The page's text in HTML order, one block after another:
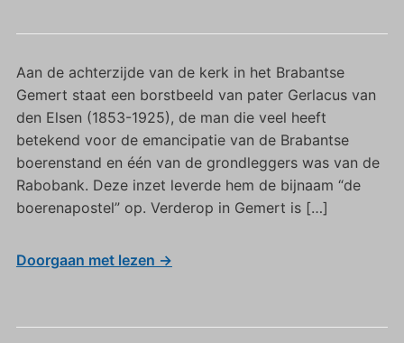
Aan de achterzijde van de kerk in het Brabantse
Gemert staat een borstbeeld van pater Gerlacus van
den Elsen (1853-1925), de man die veel heeft
betekend voor de emancipatie van de Brabantse
boerenstand en één van de grondleggers was van de
Rabobank. Deze inzet leverde hem de bijnaam “de
boerenapostel” op. Verderop in Gemert is […]
Doorgaan met lezen →